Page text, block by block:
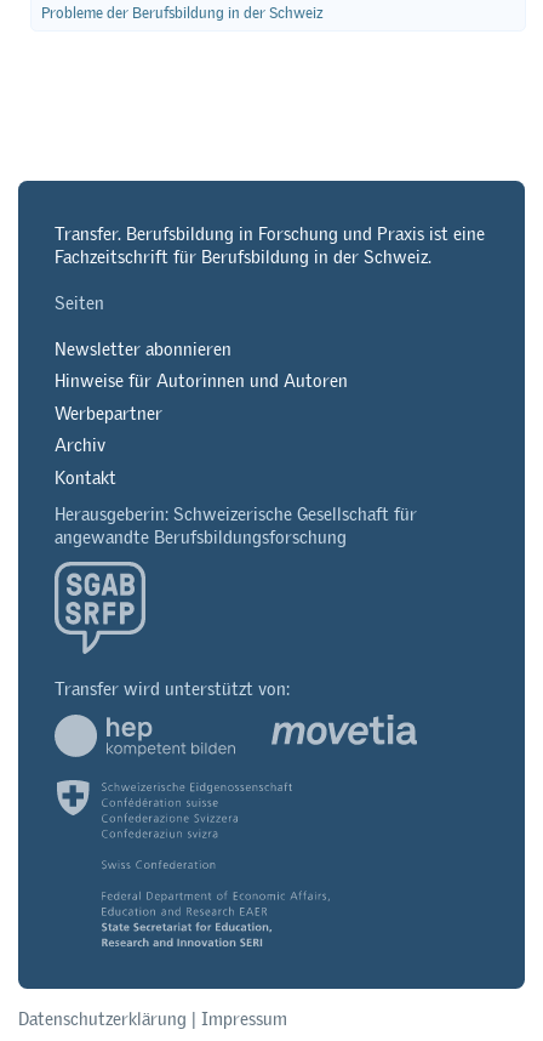
Probleme der Berufsbildung in der Schweiz
Transfer. Berufsbildung in Forschung und Praxis ist eine
Fachzeitschrift für Berufsbildung in der Schweiz.
Seiten
Newsletter abonnieren
Hinweise für Autorinnen und Autoren
Werbepartner
Archiv
Kontakt
Herausgeberin: Schweizerische Gesellschaft für
angewandte Berufsbildungsforschung
Transfer wird unterstützt von:
Datenschutzerklärung | Impressum